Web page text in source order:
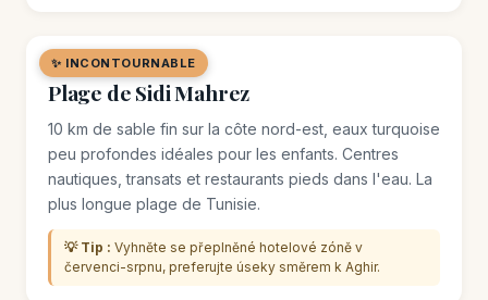
✨ INCONTOURNABLE
🏖️ PLAGE
Plage de Sidi Mahrez
10 km de sable fin sur la côte nord-est, eaux turquoise
peu profondes idéales pour les enfants. Centres
nautiques, transats et restaurants pieds dans l'eau. La
plus longue plage de Tunisie.
💡 Tip : Vyhněte se přeplněné hotelové zóně v
červenci-srpnu, preferujte úseky směrem k Aghir.